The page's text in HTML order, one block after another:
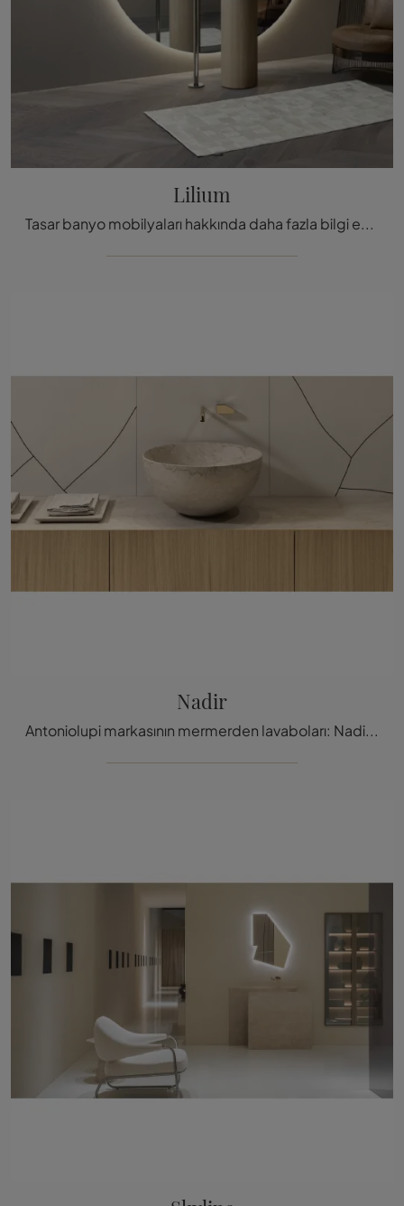
Lilium
Tasar banyo mobilyaları hakkında daha fazla bilgi edinin: Antoniolupi'nin Lilium modeli gibi mermerden yapılmış sanitasyonlar sizi bekliyor.
Nadir
Antoniolupi markasının mermerden lavaboları: Nadir tasarım banyo mobilyalarını keşfetmek için tıklayın.